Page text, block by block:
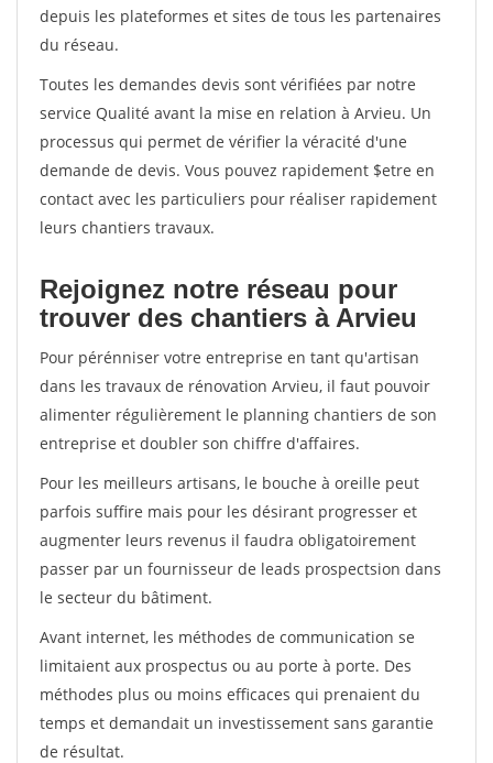
depuis les plateformes et sites de tous les partenaires
du réseau.
Toutes les demandes devis sont vérifiées par notre
service Qualité avant la mise en relation à Arvieu. Un
processus qui permet de vérifier la véracité d'une
demande de devis. Vous pouvez rapidement $etre en
contact avec les particuliers pour réaliser rapidement
leurs chantiers travaux.
Rejoignez notre réseau pour
trouver des chantiers à Arvieu
Pour pérénniser votre entreprise en tant qu'artisan
dans les travaux de rénovation Arvieu, il faut pouvoir
alimenter régulièrement le planning chantiers de son
entreprise et doubler son chiffre d'affaires.
Pour les meilleurs artisans, le bouche à oreille peut
parfois suffire mais pour les désirant progresser et
augmenter leurs revenus il faudra obligatoirement
passer par un fournisseur de leads prospectsion dans
le secteur du bâtiment.
Avant internet, les méthodes de communication se
limitaient aux prospectus ou au porte à porte. Des
méthodes plus ou moins efficaces qui prenaient du
temps et demandait un investissement sans garantie
de résultat.